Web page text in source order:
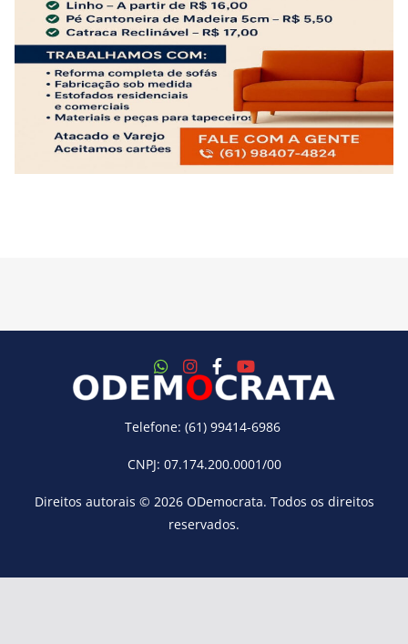
Telefone: (61) 99414-6986
CNPJ: 07.174.200.0001/00
Direitos autorais © 2026 ODemocrata. Todos os direitos
reservados.